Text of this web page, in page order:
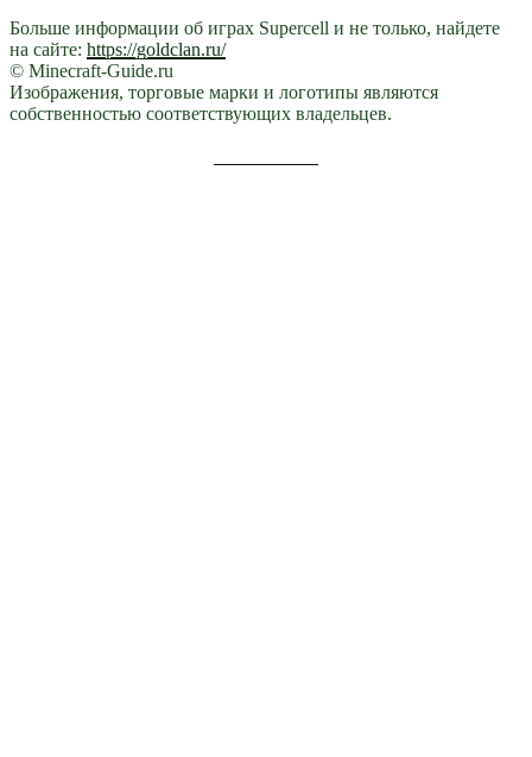
Больше информации об играх Supercell и не только, найдете
на сайте: https://goldclan.ru/
© Minecraft-Guide.ru
Изображения, торговые марки и логотипы являются
собственностью соответствующих владельцев.